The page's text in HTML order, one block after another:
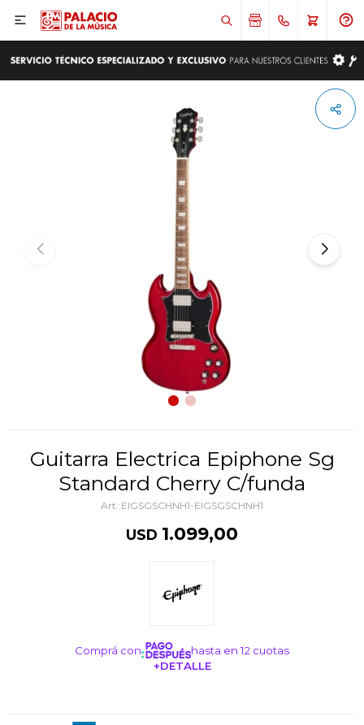

Guitarra Electrica Epiphone Sg
Standard Cherry C/funda
EIGSGSCHNH1-EIGSGSCHNH1
USD 1.099,00
Comprá con
hasta en 12 cuotas
+DETALLE